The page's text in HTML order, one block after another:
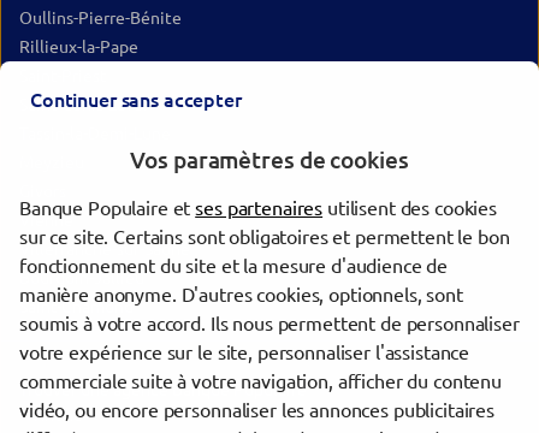
Oullins-Pierre-Bénite
Rillieux-la-Pape
Saint-Genis-Laval
Vienne
Villefranche-sur-Saône
Bourgoin-Jallieu
Saint-Chamond
Trouver une agence Banque Populaire
Rhône
Continuer sans accepter
Vos paramètres de cookies
Banque Populaire etses partenaires utilisent des cookies
sur ce site. Certains sont obligatoires et permettent le bon
fonctionnement du site et la mesure d'audience de
manière anonyme. D'autres cookies, optionnels, sont
soumis à votre accord. Ils nous permettent de personnaliser
votre expérience sur le site, personnaliser l'assistance
commerciale suite à votre navigation, afficher du contenu
vidéo, ou encore personnaliser les annonces publicitaires